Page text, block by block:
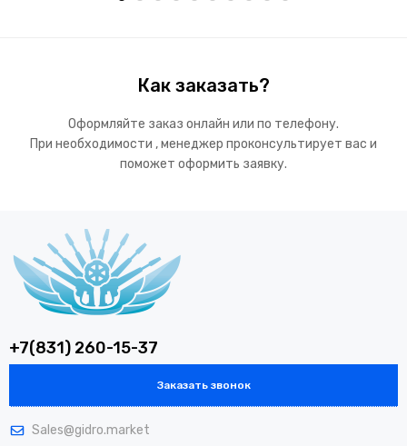
Как заказать?
Оформляйте заказ онлайн или по телефону.
При необходимости , менеджер проконсультирует вас и
поможет оформить заявку.
+7(831) 260-15-37
Заказать звонок
Sales@gidro.market